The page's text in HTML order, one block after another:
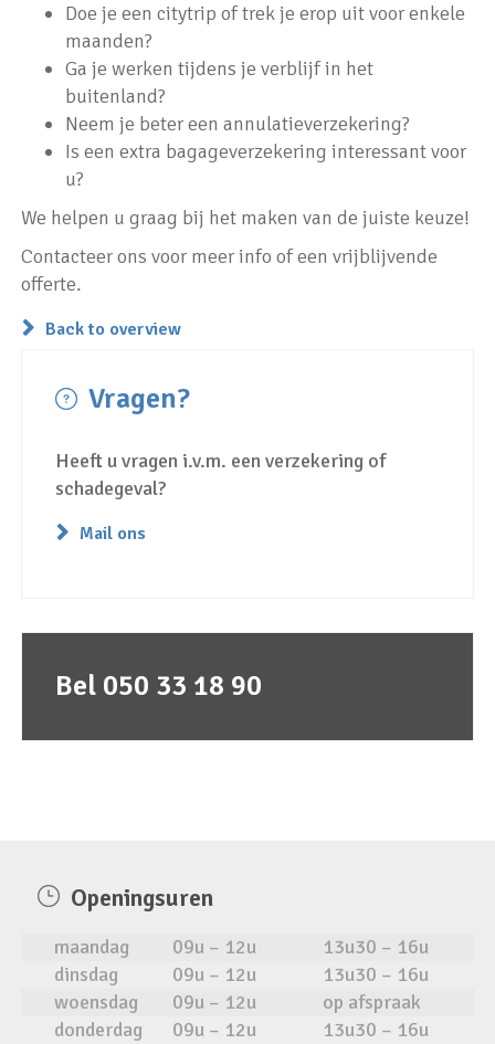
Doe je een citytrip of trek je erop uit voor enkele
maanden?
Ga je werken tijdens je verblijf in het
buitenland?
Neem je beter een annulatieverzekering?
Is een extra bagageverzekering interessant voor
u?
We helpen u graag bij het maken van de juiste keuze!
Contacteer ons voor meer info of een vrijblijvende
offerte.
Back to overview
Vragen?
Heeft u vragen i.v.m. een verzekering of
schadegeval?
Mail ons
Bel 050 33 18 90
Openingsuren
maandag 09u – 12u
13u30 – 16u
dinsdag
09u – 12u
13u30 – 16u
woensdag
09u – 12u
op afspraak
donderdag
09u – 12u
13u30 – 16u